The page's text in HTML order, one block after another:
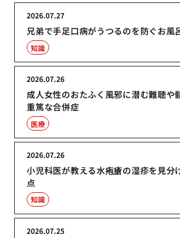
兄弟で手足口病がうつるのを防ぐお風
2026.07.27
知識
成人女性のおたふく風邪に潜む難聴や
重篤な合併症
2026.07.26
医療
小児科医が教える水疱瘡の湿疹を見分
点
2026.07.26
知識
2026.07.25